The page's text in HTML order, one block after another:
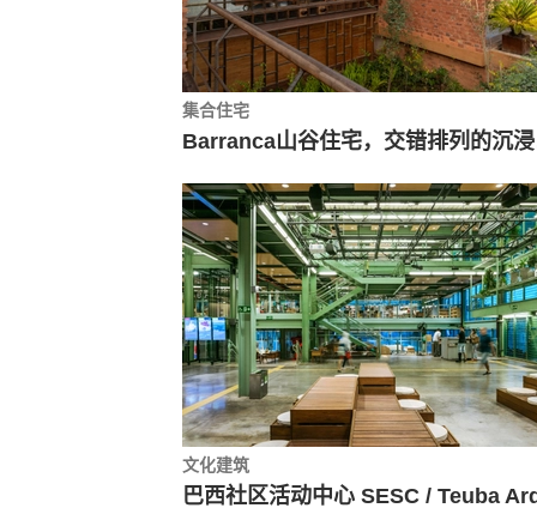
集合住宅
文化建筑